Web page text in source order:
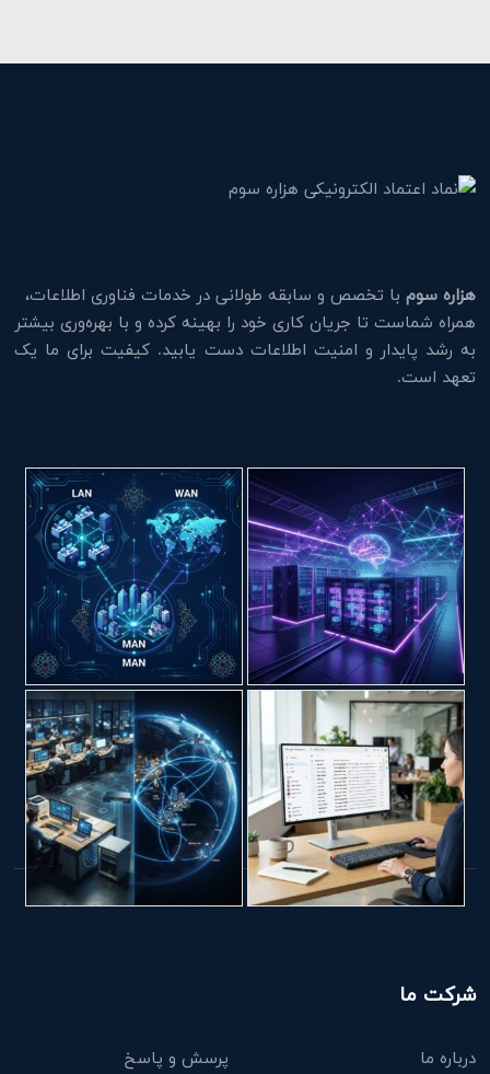
هزاره سوم با تخصص و سابقه طولانی در خدمات فناوری اطلاعات،
همراه شماست تا جریان کاری خود را بهینه کرده و با بهره‌وری بیشتر
به رشد پایدار و امنیت اطلاعات دست یابید. کیفیت برای ما یک
تعهد است.
شرکت ما
درباره ما
پرسش و پاسخ